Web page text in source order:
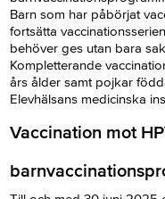
Barn som har påbörjat
fortsätta
behöver ges utan bara
Kompletterande
års ålder samt pojkar
Elevhälsans medicinska
Vaccination mot